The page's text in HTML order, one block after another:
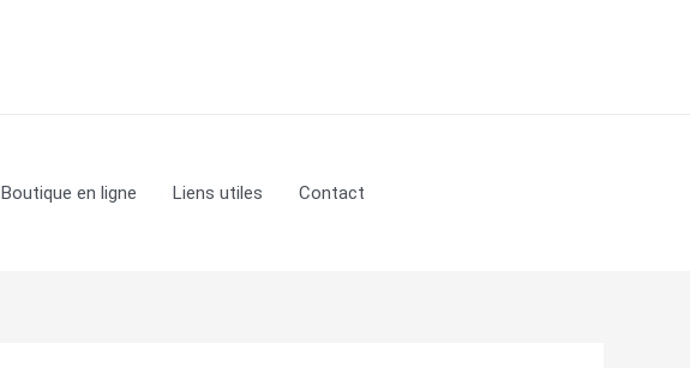
Boutique en ligne Liens utiles Contact